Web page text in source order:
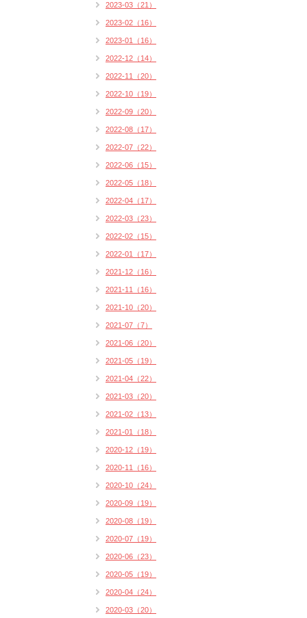
2023-03（21）
2023-02（16）
2023-01（16）
2022-12（14）
2022-11（20）
2022-10（19）
2022-09（20）
2022-08（17）
2022-07（22）
2022-06（15）
2022-05（18）
2022-04（17）
2022-03（23）
2022-02（15）
2022-01（17）
2021-12（16）
2021-11（16）
2021-10（20）
2021-07（7）
2021-06（20）
2021-05（19）
2021-04（22）
2021-03（20）
2021-02（13）
2021-01（18）
2020-12（19）
2020-11（16）
2020-10（24）
2020-09（19）
2020-08（19）
2020-07（19）
2020-06（23）
2020-05（19）
2020-04（24）
2020-03（20）